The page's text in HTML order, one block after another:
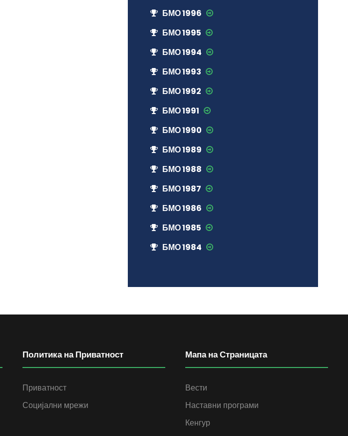
БМО 1996
БМО 1995
БМО 1994
БМО 1993
БМО 1992
БМО 1991
БМО 1990
БМО 1989
БМО 1988
БМО 1987
БМО 1986
БМО 1985
БМО 1984
Политика на Приватност
Приватност
Социјални мрежи
Мапа на Страницата
Вести
Наставни програми
Кенгур